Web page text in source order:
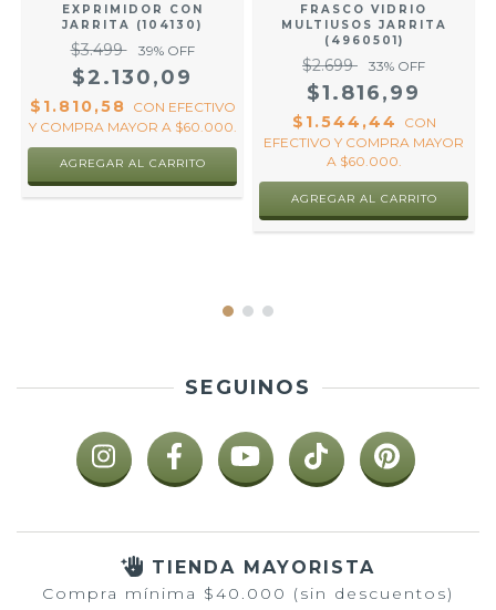
EXPRIMIDOR CON
JARRITA (104130)
$3.499 39% OFF
$2.130,09
$1.810,58 CON EFECTIVO
Y COMPRA MAYOR A $60.000.
AGREGAR AL CARRITO
FRASCO VIDRIO
MULTIUSOS JARRITA
(4960501)
$2.699 33% OFF
$1.816,99
$1.544,44
CON
EFECTIVO Y COMPRA MAYOR
A $60.000.
SEGUINOS
TIENDA MAYORISTA
Compra mínima $40.000 (sin descuentos)